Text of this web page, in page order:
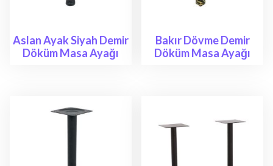
Aslan Ayak Siyah Demir
Döküm Masa Ayağı
Bakır Dövme Demir
Döküm Masa Ayağı